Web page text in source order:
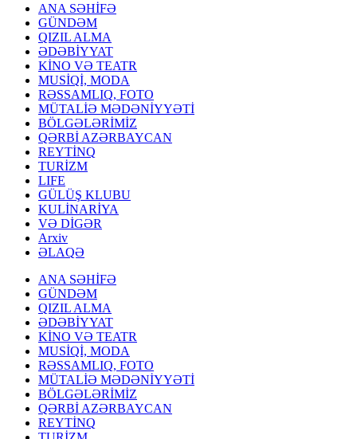
ANA SƏHİFƏ
GÜNDƏM
QIZIL ALMA
ƏDƏBİYYAT
KİNO VƏ TEATR
MUSİQİ, MODA
RƏSSAMLIQ, FOTO
MÜTALİƏ MƏDƏNİYYƏTİ
BÖLGƏLƏRİMİZ
QƏRBİ AZƏRBAYCAN
REYTİNQ
TURİZM
LIFE
GÜLÜŞ KLUBU
KULİNARİYA
VƏ DİGƏR
Arxiv
ƏLAQƏ
ANA SƏHİFƏ
GÜNDƏM
QIZIL ALMA
ƏDƏBİYYAT
KİNO VƏ TEATR
MUSİQİ, MODA
RƏSSAMLIQ, FOTO
MÜTALİƏ MƏDƏNİYYƏTİ
BÖLGƏLƏRİMİZ
QƏRBİ AZƏRBAYCAN
REYTİNQ